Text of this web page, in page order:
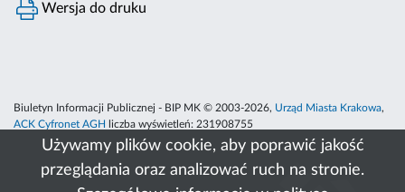
Używamy plików cookie, aby poprawić jakość
przeglądania oraz analizować ruch na stronie.
Wersja do druku
Biuletyn Informacji Publicznej - BIP MK © 2003-2026, Urząd Miasta Krakowa,
ACK Cyfronet AGH
liczba wyświetleń: 231908755